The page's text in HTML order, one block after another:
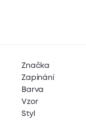
Značka
Zapínání
Barva
Vzor
Styl